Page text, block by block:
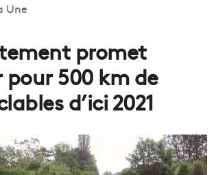
Une
promet
pour 500 km de
d’ici 2021